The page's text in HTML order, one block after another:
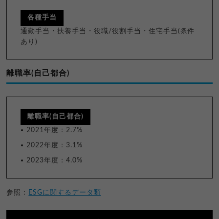
各種手当
通勤手当・扶養手当・役職/役割手当・住宅手当(条件
あり)
離職率(自己都合)
離職率(自己都合)
2021年度：2.7%
2022年度：3.1%
2023年度：4.0%
参照： ESGに関するデータ類